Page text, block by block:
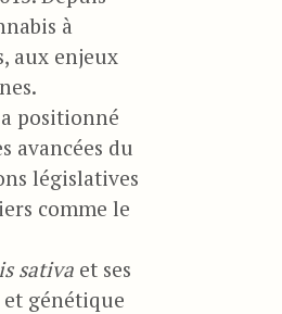
à
aux enjeux
positionné
avancées du
législatives
comme le
sativa et ses
et génétique